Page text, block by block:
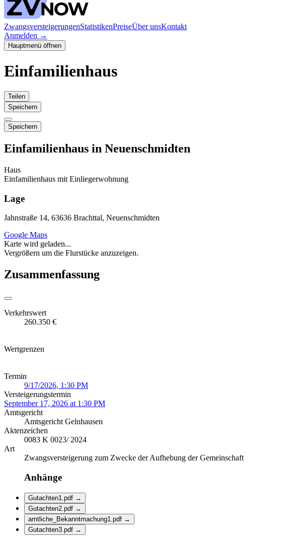
ZwangsversteigerungenStatistikenPreiseÜber unsKontakt
Anmelden →
Hauptmenü öffnen
Einfamilienhaus
Teilen
Speichern
Speichern
Einfamilienhaus in Neuenschmidten
Haus
Einfamilienhaus mit Einliegerwohnung
Lage
Jahnstraße 14, 63636 Brachttal, Neuenschmidten
Google Maps
Karte wird geladen...
Vergrößern um die Flurstücke anzuzeigen.
Zusammenfassung
Verkehrswert
260.350 €
Wertgrenzen
Termin
9/17/2026, 1:30 PM
Versteigerungstermin
September 17, 2026 at 1:30 PM
Amtsgericht
Amtsgericht Gelnhausen
Aktenzeichen
0083 K 0023/ 2024
Art
Zwangsversteigerung zum Zwecke der Aufhebung der Gemeinschaft
Anhänge
Gutachten1.pdf →
Gutachten2.pdf →
amtliche_Bekanntmachung1.pdf →
Gutachten3.pdf →